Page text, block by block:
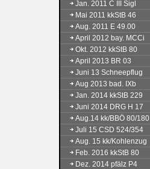
Jan. 2011 C III Sigl
Mai 2011 kkStB 46
Aug. 2011 E 49.00
April 2012 bay. MCCi
Okt. 2012 kkStB 80
April 2013 BR 03
Juni 13 Schneepflug
Aug 2013 bad. IXb
Jan. 2014 kkStB 229
Juni 2014 DRG H 17
Aug.14 kk/BBÖ 80/180
Juli 15 CSD 524/354
Aug. 15 kk/Kohlenzug
Feb. 2016 kkStB 80
Dez. 2014 pfälz P4